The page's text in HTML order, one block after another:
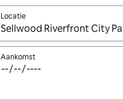
Locatie
Wanneer er resultaten
Aankomst